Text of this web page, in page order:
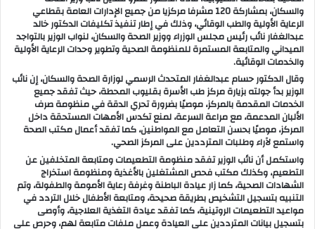
والسكان، بمشاركة 120 مشرفا مركزيا من جميع الإدارات العامة بقطاعي
الرعاية الأولية والطب الوقائي، وذلك في إطار تنفيذ تكليفات الدكتور خالد
عبدالغفار نائب رئيس مجلس الوزراء ووزير الصحة والسكان، لنواب الوزير بالتواجد
الميداني والمتابعة المستمرة للمنظومة الصحية وتطوير وحدات الرعاية الأولية
والخدمات الوقائية.
وقال الدكتور حسام عبدالغفار المتحدث الرسمي لوزارة الصحة والسكان، إن نائب
الوزير بدأ جولته بزيارة مركز طب الأسرة بقليوب المحطة، حيث تفقد جميع
الخدمات المقدمة بالمركز، موصيًا بضرورة تحري الدقة في منظومة صرف
الألبان المدعمة، مع مراعة السرعة، لمنع تكدس الأمهات المستحقة داخل
المركز، موصيًا بحسن التعامل مع المواطنين، كما تفقد أعمال مكتب الصحة
واستمع لآراء وطلبات المترددين على المركز الصحي.
واستكمل أن نائب الوزير تفقد منظومة التطعيمات ومتابعة المتخلفين عن
التطعيم، وكذلك مكتب فحص المشتغلين بالأغذية ومنظومة استخراج
الشهادات الصحية، كما زار عيادة الباطنة وغرفة رعاية الأمومة والطفولة، وتم
التنبيه بتسجيل التشخيص بطريقة صحيحة، ومتابعة الأطفال خلال التردد في
مواعيد التطعيمات الروتينية، كما تفقد عيادة التغذية العلاجية، وأوصى
بتسجيل بيانات المترددين على العيادة وعمل ملفات متابعة لهم، وحرص على